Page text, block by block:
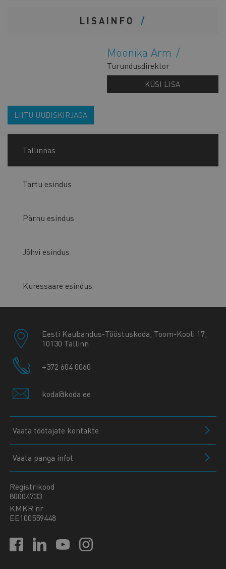
LISAINFO
Moonika Arm
Turundusdirektor
KÜSI LISA
LIITU UUDISKIRJAGA
Tallinnas
Tartu esindus
Pärnu esindus
Jõhvi esindus
Kuressaare esindus
Eesti Kaubandus-Tööstuskoda, Toom-Kooli 17,
10130 Tallinn
+372 604 0060
koda@koda.ee
Vaata töötajate kontakte
Vaata panga infot
Registrikood
80004733
KMKR nr
EE100559448